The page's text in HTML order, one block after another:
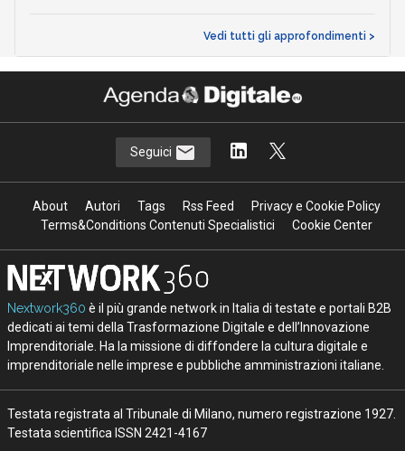
Vedi tutti gli approfondimenti >
Seguici
About Autori Tags Rss Feed
Privacy e Cookie Policy
Terms&Conditions Contenuti Specialistici
Cookie Center
Nextwork360 è il più grande network in Italia di testate e portali B2B
dedicati ai temi della Trasformazione Digitale e dell’Innovazione
Imprenditoriale. Ha la missione di diffondere la cultura digitale e
imprenditoriale nelle imprese e pubbliche amministrazioni italiane.
Testata registrata al Tribunale di Milano, numero registrazione 1927.
Testata scientifica ISSN 2421-4167